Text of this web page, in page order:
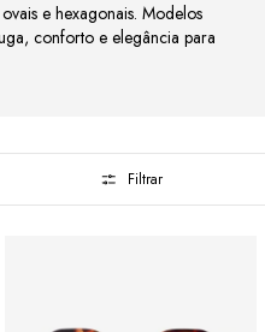
e hexagonais. Modelos
conforto e elegância para
Filtrar